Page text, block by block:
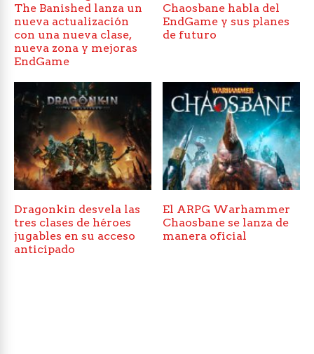
The Banished lanza un
nueva actualización
con una nueva clase,
nueva zona y mejoras
EndGame
Chaosbane habla del
EndGame y sus planes
de futuro
Dragonkin desvela las
tres clases de héroes
jugables en su acceso
anticipado
El ARPG Warhammer
Chaosbane se lanza de
manera oficial